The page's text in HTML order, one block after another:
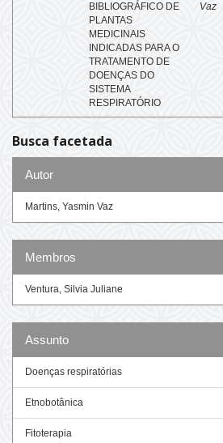
BIBLIOGRÁFICO DE
PLANTAS
MEDICINAIS
INDICADAS PARA O
TRATAMENTO DE
DOENÇAS DO
SISTEMA
RESPIRATÓRIO
Vaz
Busca facetada
Autor
Martins, Yasmin Vaz
Membros
Ventura, Silvia Juliane
Assunto
Doenças respiratórias
Etnobotânica
Fitoterapia